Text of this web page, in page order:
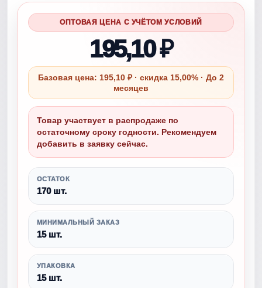
ОПТОВАЯ ЦЕНА С УЧЁТОМ УСЛОВИЙ
195,10 ₽
Базовая цена: 195,10 ₽ · скидка 15,00% · До 2
месяцев
Товар участвует в распродаже по
остаточному сроку годности. Рекомендуем
добавить в заявку сейчас.
ОСТАТОК
170 шт.
МИНИМАЛЬНЫЙ ЗАКАЗ
15 шт.
УПАКОВКА
15 шт.